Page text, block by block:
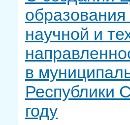
научной и
в
Республики
году